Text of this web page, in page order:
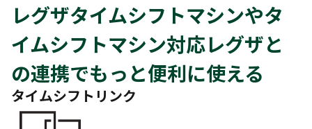
レグザタイムシフトマシンやタ
イムシフトマシン対応レグザと
の連携でもっと便利に使える
タイムシフトリンク